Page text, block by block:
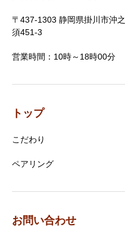
〒437-1303 静岡県掛川市沖之
須451-3
営業時間：10時～18時00分
トップ
こだわり
ペアリング
お問い合わせ